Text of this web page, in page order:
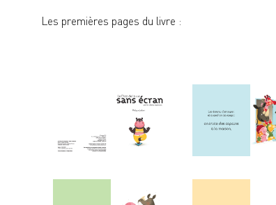
Les premières pages du livre :